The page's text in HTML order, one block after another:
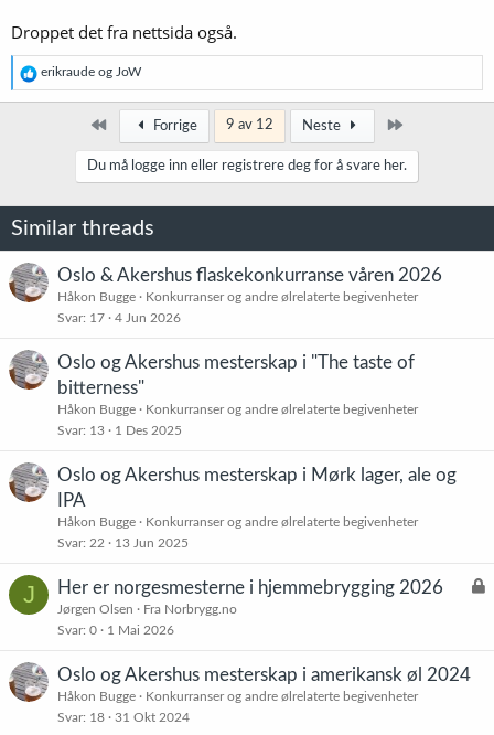
Droppet det fra nettsida også.
R
e
a
r
erikraude og JoW
Først Forrige 9 av 12 Neste
Du må logge inn eller registrere deg for å svare her.
Similar threads
Oslo & Akershus flaskekonkurranse våren 2026
Håkon Bugge
Konkurranser og andre ølrelaterte begivenheter
Svar 17 4 Jun 2026
Oslo og Akershus mesterskap i "The taste of
bitterness"
Håkon Bugge
Konkurranser og andre ølrelaterte begivenheter
Svar 13 1 Des 2025
Oslo og Akershus mesterskap i Mørk lager, ale og
IPA
Håkon Bugge
Konkurranser og andre ølrelaterte begivenheter
Svar 22 13 Jun 2025
J
L
Her er norgesmesterne i hjemmebrygging 2026
Jørgen Olsen
Fra Norbrygg.no
Svar 0 1 Mai 2026
Oslo og Akershus mesterskap i amerikansk øl 2024
Håkon Bugge
Konkurranser og andre ølrelaterte begivenheter
Svar 18 31 Okt 2024